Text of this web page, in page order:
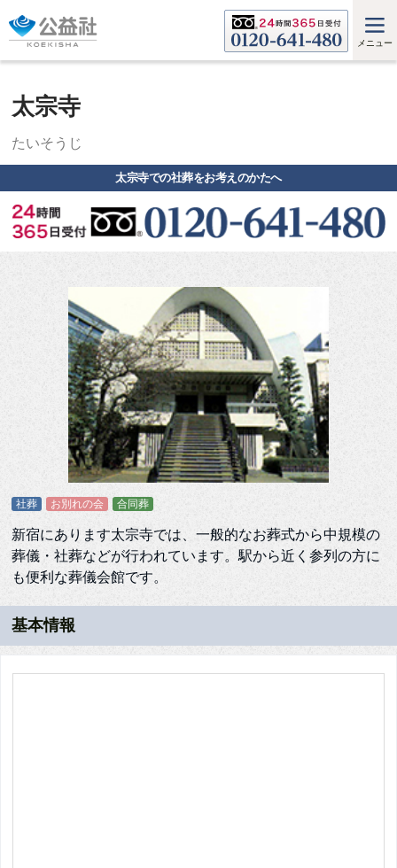
メニュー
太宗寺
たいそうじ
太宗寺での社葬をお考えのかたへ
社葬 お別れの会 合同葬
新宿にあります太宗寺では、一般的なお葬式から中規模の
葬儀・社葬などが行われています。駅から近く参列の方に
も便利な葬儀会館です。
基本情報